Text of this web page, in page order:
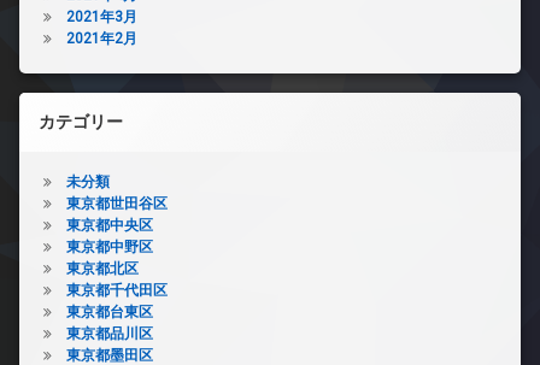
2021年3月
2021年2月
カテゴリー
未分類
東京都世田谷区
東京都中央区
東京都中野区
東京都北区
東京都千代田区
東京都台東区
東京都品川区
東京都墨田区